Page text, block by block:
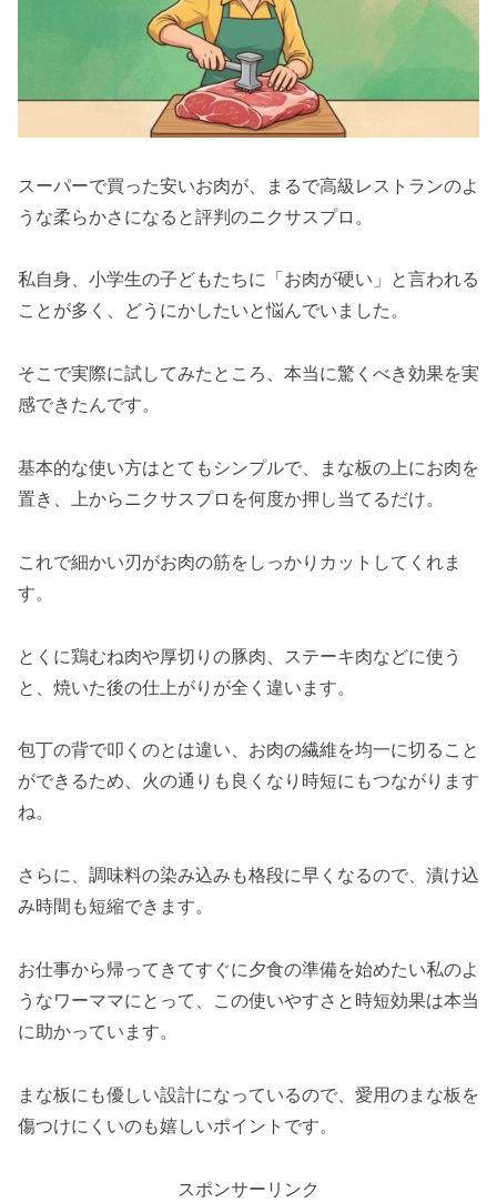
スーパーで買った安いお肉が、まるで高級レストランのよ
うな柔らかさになると評判のニクサスプロ。
私自身、小学生の子どもたちに「お肉が硬い」と言われる
ことが多く、どうにかしたいと悩んでいました。
そこで実際に試してみたところ、本当に驚くべき効果を実
感できたんです。
基本的な使い方はとてもシンプルで、まな板の上にお肉を
置き、上からニクサスプロを何度か押し当てるだけ。
これで細かい刃がお肉の筋をしっかりカットしてくれま
す。
とくに鶏むね肉や厚切りの豚肉、ステーキ肉などに使う
と、焼いた後の仕上がりが全く違います。
包丁の背で叩くのとは違い、お肉の繊維を均一に切ること
ができるため、火の通りも良くなり時短にもつながります
ね。
さらに、調味料の染み込みも格段に早くなるので、漬け込
み時間も短縮できます。
お仕事から帰ってきてすぐに夕食の準備を始めたい私のよ
うなワーママにとって、この使いやすさと時短効果は本当
に助かっています。
まな板にも優しい設計になっているので、愛用のまな板を
傷つけにくいのも嬉しいポイントです。
スポンサーリンク